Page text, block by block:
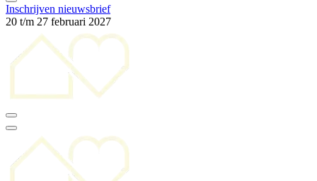
Inschrijven nieuwsbrief
20 t/m 27 februari 2027